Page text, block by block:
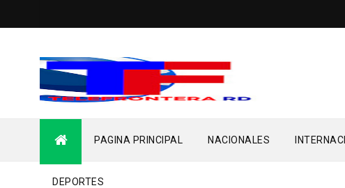
PAGINA PRINCIPAL NACIONALES
DEPORTES